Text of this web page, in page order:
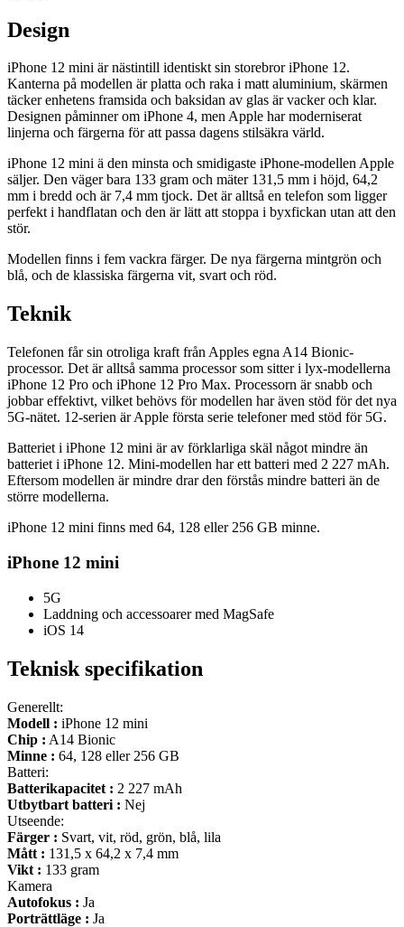
Design
iPhone 12 mini är nästintill identiskt sin storebror iPhone 12.
Kanterna på modellen är platta och raka i matt aluminium, skärmen
täcker enhetens framsida och baksidan av glas är vacker och klar.
Designen påminner om iPhone 4, men Apple har moderniserat
linjerna och färgerna för att passa dagens stilsäkra värld.
iPhone 12 mini ä den minsta och smidigaste iPhone-modellen Apple
säljer. Den väger bara 133 gram och mäter 131,5 mm i höjd, 64,2
mm i bredd och är 7,4 mm tjock. Det är alltså en telefon som ligger
perfekt i handflatan och den är lätt att stoppa i byxfickan utan att den
stör.
Modellen finns i fem vackra färger. De nya färgerna mintgrön och
blå, och de klassiska färgerna vit, svart och röd.
Teknik
Telefonen får sin otroliga kraft från Apples egna A14 Bionic-
processor. Det är alltså samma processor som sitter i lyx-modellerna
iPhone 12 Pro och iPhone 12 Pro Max. Processorn är snabb och
jobbar effektivt, vilket behövs för modellen har även stöd för det nya
5G-nätet. 12-serien är Apple första serie telefoner med stöd för 5G.
Batteriet i iPhone 12 mini är av förklarliga skäl något mindre än
batteriet i iPhone 12. Mini-modellen har ett batteri med 2 227 mAh.
Eftersom modellen är mindre drar den förstås mindre batteri än de
större modellerna.
iPhone 12 mini finns med 64, 128 eller 256 GB minne.
iPhone 12 mini
5G
Laddning och accessoarer med MagSafe
iOS 14
Teknisk specifikation
Generellt:
Modell : iPhone 12 mini
Chip : A14 Bionic
Minne : 64, 128 eller 256 GB
Batteri:
Batterikapacitet : 2 227 mAh
Utbytbart batteri : Nej
Utseende:
Färger : Svart, vit, röd, grön, blå, lila
Mått : 131,5 x 64,2 x 7,4 mm
Vikt : 133 gram
Kamera
Autofokus : Ja
Porträttläge : Ja